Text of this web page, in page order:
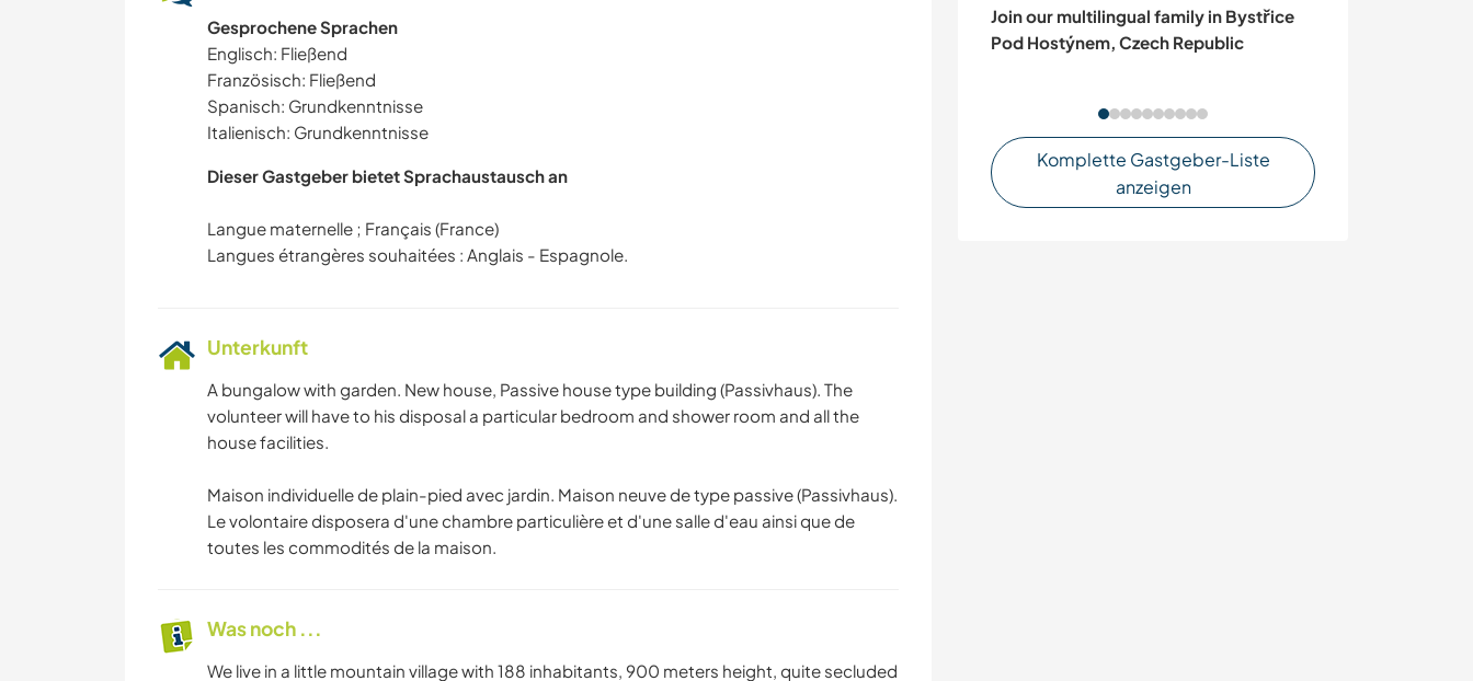
Join our multilingual family in Bystřice
Pod Hostýnem, Czech Republic
Komplette Gastgeber-Liste
anzeigen
Gesprochene Sprachen
Englisch: Fließend
Französisch: Fließend
Spanisch: Grundkenntnisse
Italienisch: Grundkenntnisse
Dieser Gastgeber bietet Sprachaustausch an
Langue maternelle ; Français (France)
Unterkunft
A bungalow with garden. New house, Passive house type building (Passivhaus). The
volunteer will have to his disposal a particular bedroom and shower room and all the
house facilities.
Maison individuelle de plain-pied avec jardin. Maison neuve de type passive (Passivhaus).
Le volontaire disposera d'une chambre particulière et d'une salle d'eau ainsi que de
toutes les commodités de la maison.
Was noch ...
We live in a little mountain village with 188 inhabitants, 900 meters height, quite secluded